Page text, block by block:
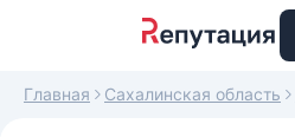
Главная Сахалинская область